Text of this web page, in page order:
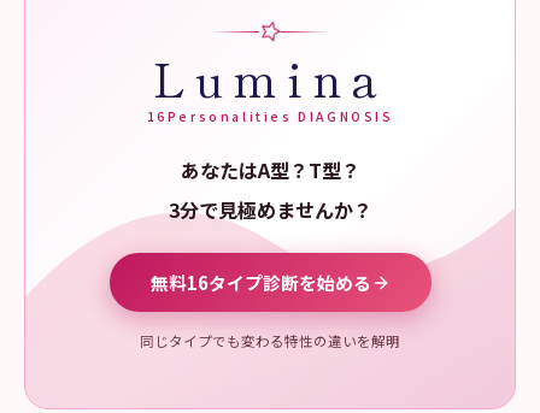
Lumina
16Personalities DIAGNOSIS
あなたはA型？T型？
3分で見極めませんか？
無料16タイプ診断を始める
同じタイプでも変わる特性の違いを解明